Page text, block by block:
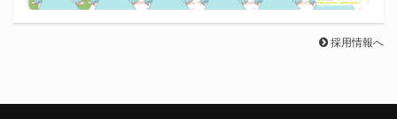
採用情報へ